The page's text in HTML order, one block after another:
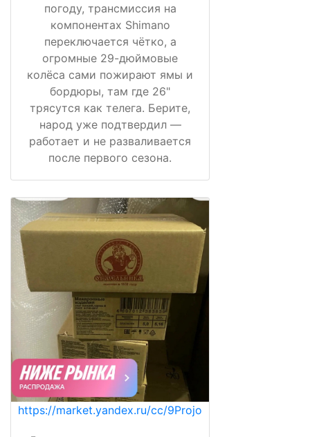
погоду, трансмиссия на
компонентах Shimano
переключается чётко, а
огромные 29-дюймовые
колёса сами пожирают ямы и
бордюры, там где 26"
трясутся как телега. Берите,
народ уже подтвердил —
работает и не разваливается
после первого сезона.
https://market.yandex.ru/cc/9Projo